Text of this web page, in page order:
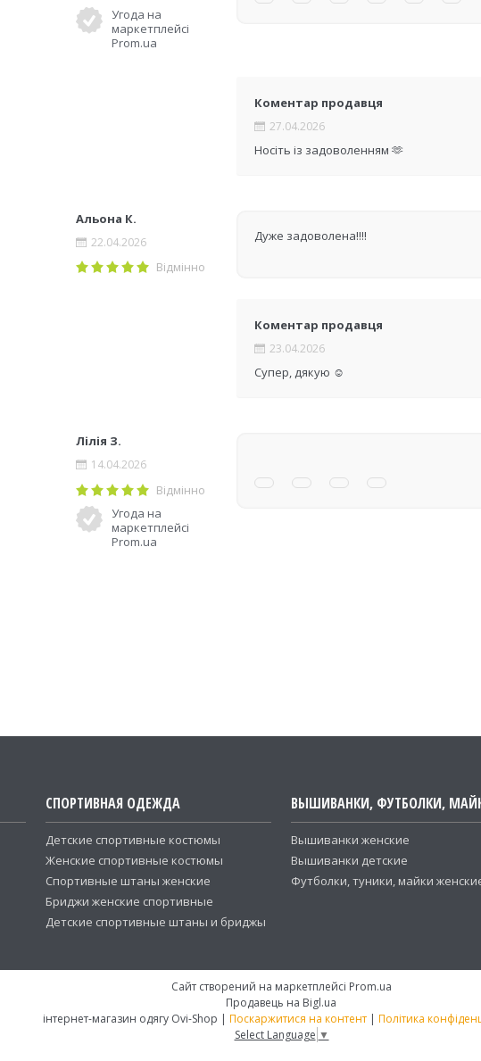
Угода на
маркетплейсі
Prom.ua
Коментар продавця
27.04.2026
Носіть із задоволенням 🫶
Альона К.
22.04.2026
Відмінно
Дуже задоволена!!!!
Коментар продавця
23.04.2026
Супер, дякую ☺️
Лілія З.
14.04.2026
Відмінно
Угода на
маркетплейсі
Prom.ua
СПОРТИВНАЯ ОДЕЖДА
Детские спортивные костюмы
Женские спортивные костюмы
Спортивные штаны женские
Бриджи женские спортивные
Детские спортивные штаны и бриджы
ВЫШИВАНКИ, ФУТБОЛКИ,
Вышиванки женские
Вышиванки детские
Футболки, туники, майки
Сайт створений на маркетплейсі Prom.ua
Продавець на Bigl.ua
інтернет-магазин одягу Ovi-Shop | Поскаржитися на контент | Політика
Select Language ▼